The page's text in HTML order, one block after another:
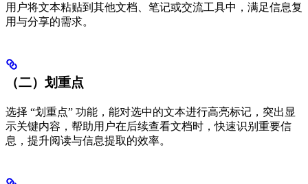
用户将文本粘贴到其他文档、笔记或交流工具中，满足信息复
用与分享的需求。
（二）划重点
选择 “划重点” 功能，能对选中的文本进行高亮标记，突出显
示关键内容，帮助用户在后续查看文档时，快速识别重要信
息，提升阅读与信息提取的效率。